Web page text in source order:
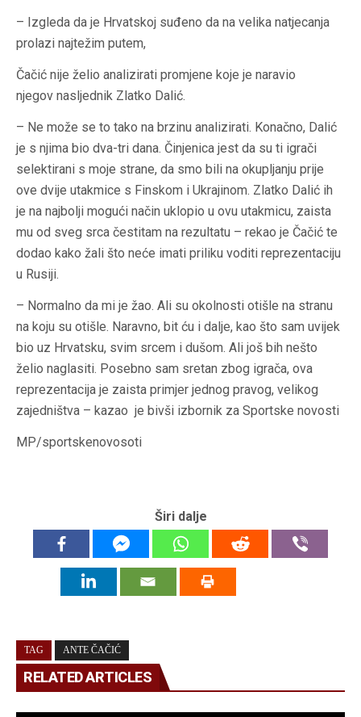
– Izgleda da je Hrvatskoj suđeno da na velika natjecanja
prolazi najtežim putem,
Čačić nije želio analizirati promjene koje je naravio
njegov nasljednik Zlatko Dalić.
– Ne može se to tako na brzinu analizirati. Konačno, Dalić
je s njima bio dva-tri dana. Činjenica jest da su ti igrači
selektirani s moje strane, da smo bili na okupljanju prije
ove dvije utakmice s Finskom i Ukrajinom. Zlatko Dalić ih
je na najbolji mogući način uklopio u ovu utakmicu, zaista
mu od sveg srca čestitam na rezultatu – rekao je Čačić te
dodao kako žali što neće imati priliku voditi reprezentaciju
u Rusiji.
– Normalno da mi je žao. Ali su okolnosti otišle na stranu
na koju su otišle. Naravno, bit ću i dalje, kao što sam uvijek
bio uz Hrvatsku, svim srcem i dušom. Ali još bih nešto
želio naglasiti. Posebno sam sretan zbog igrača, ova
reprezentacija je zaista primjer jednog pravog, velikog
zajedništva – kazao je bivši izbornik za Sportske novosti
MP/sportskenovosoti
Širi dalje
TAG ANTE ČAČIĆ
RELATED ARTICLES